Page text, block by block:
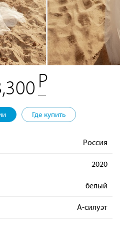
Где купить
Россия
2020
белый
А-силуэт